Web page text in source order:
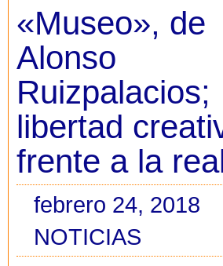
«Museo», de
Alonso
Ruizpalacios;
libertad
frente a la
febrero 24, 2018
NOTICIAS